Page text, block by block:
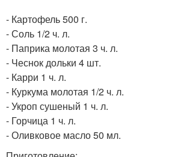
- Картофель 500 г.
- Соль 1/2 ч. л.
- Паприка молотая 3 ч. л.
- Чеснок дольки 4 шт.
- Карри 1 ч. л.
- Куркума молотая 1/2 ч. л.
- Укроп сушеный 1 ч. л.
- Горчица 1 ч. л.
- Оливковое масло 50 мл.